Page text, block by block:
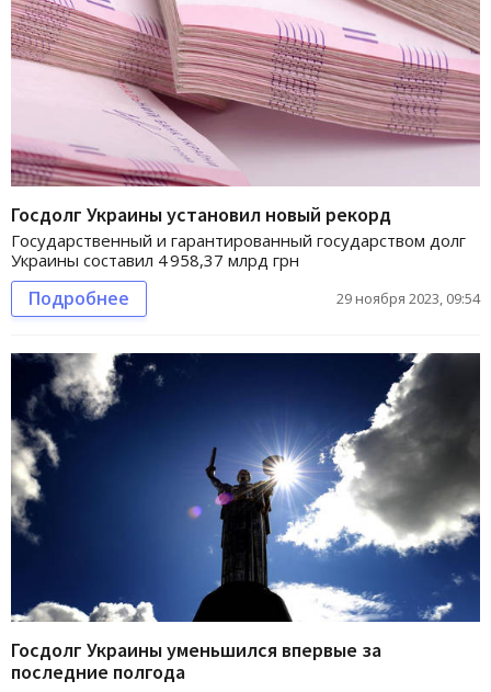
Госдолг Украины установил новый рекорд
Государственный и гарантированный государством долг
Украины составил 4 958,37 млрд грн
Подробнее 29 ноября 2023, 09:54
Госдолг Украины уменьшился впервые за
последние полгода